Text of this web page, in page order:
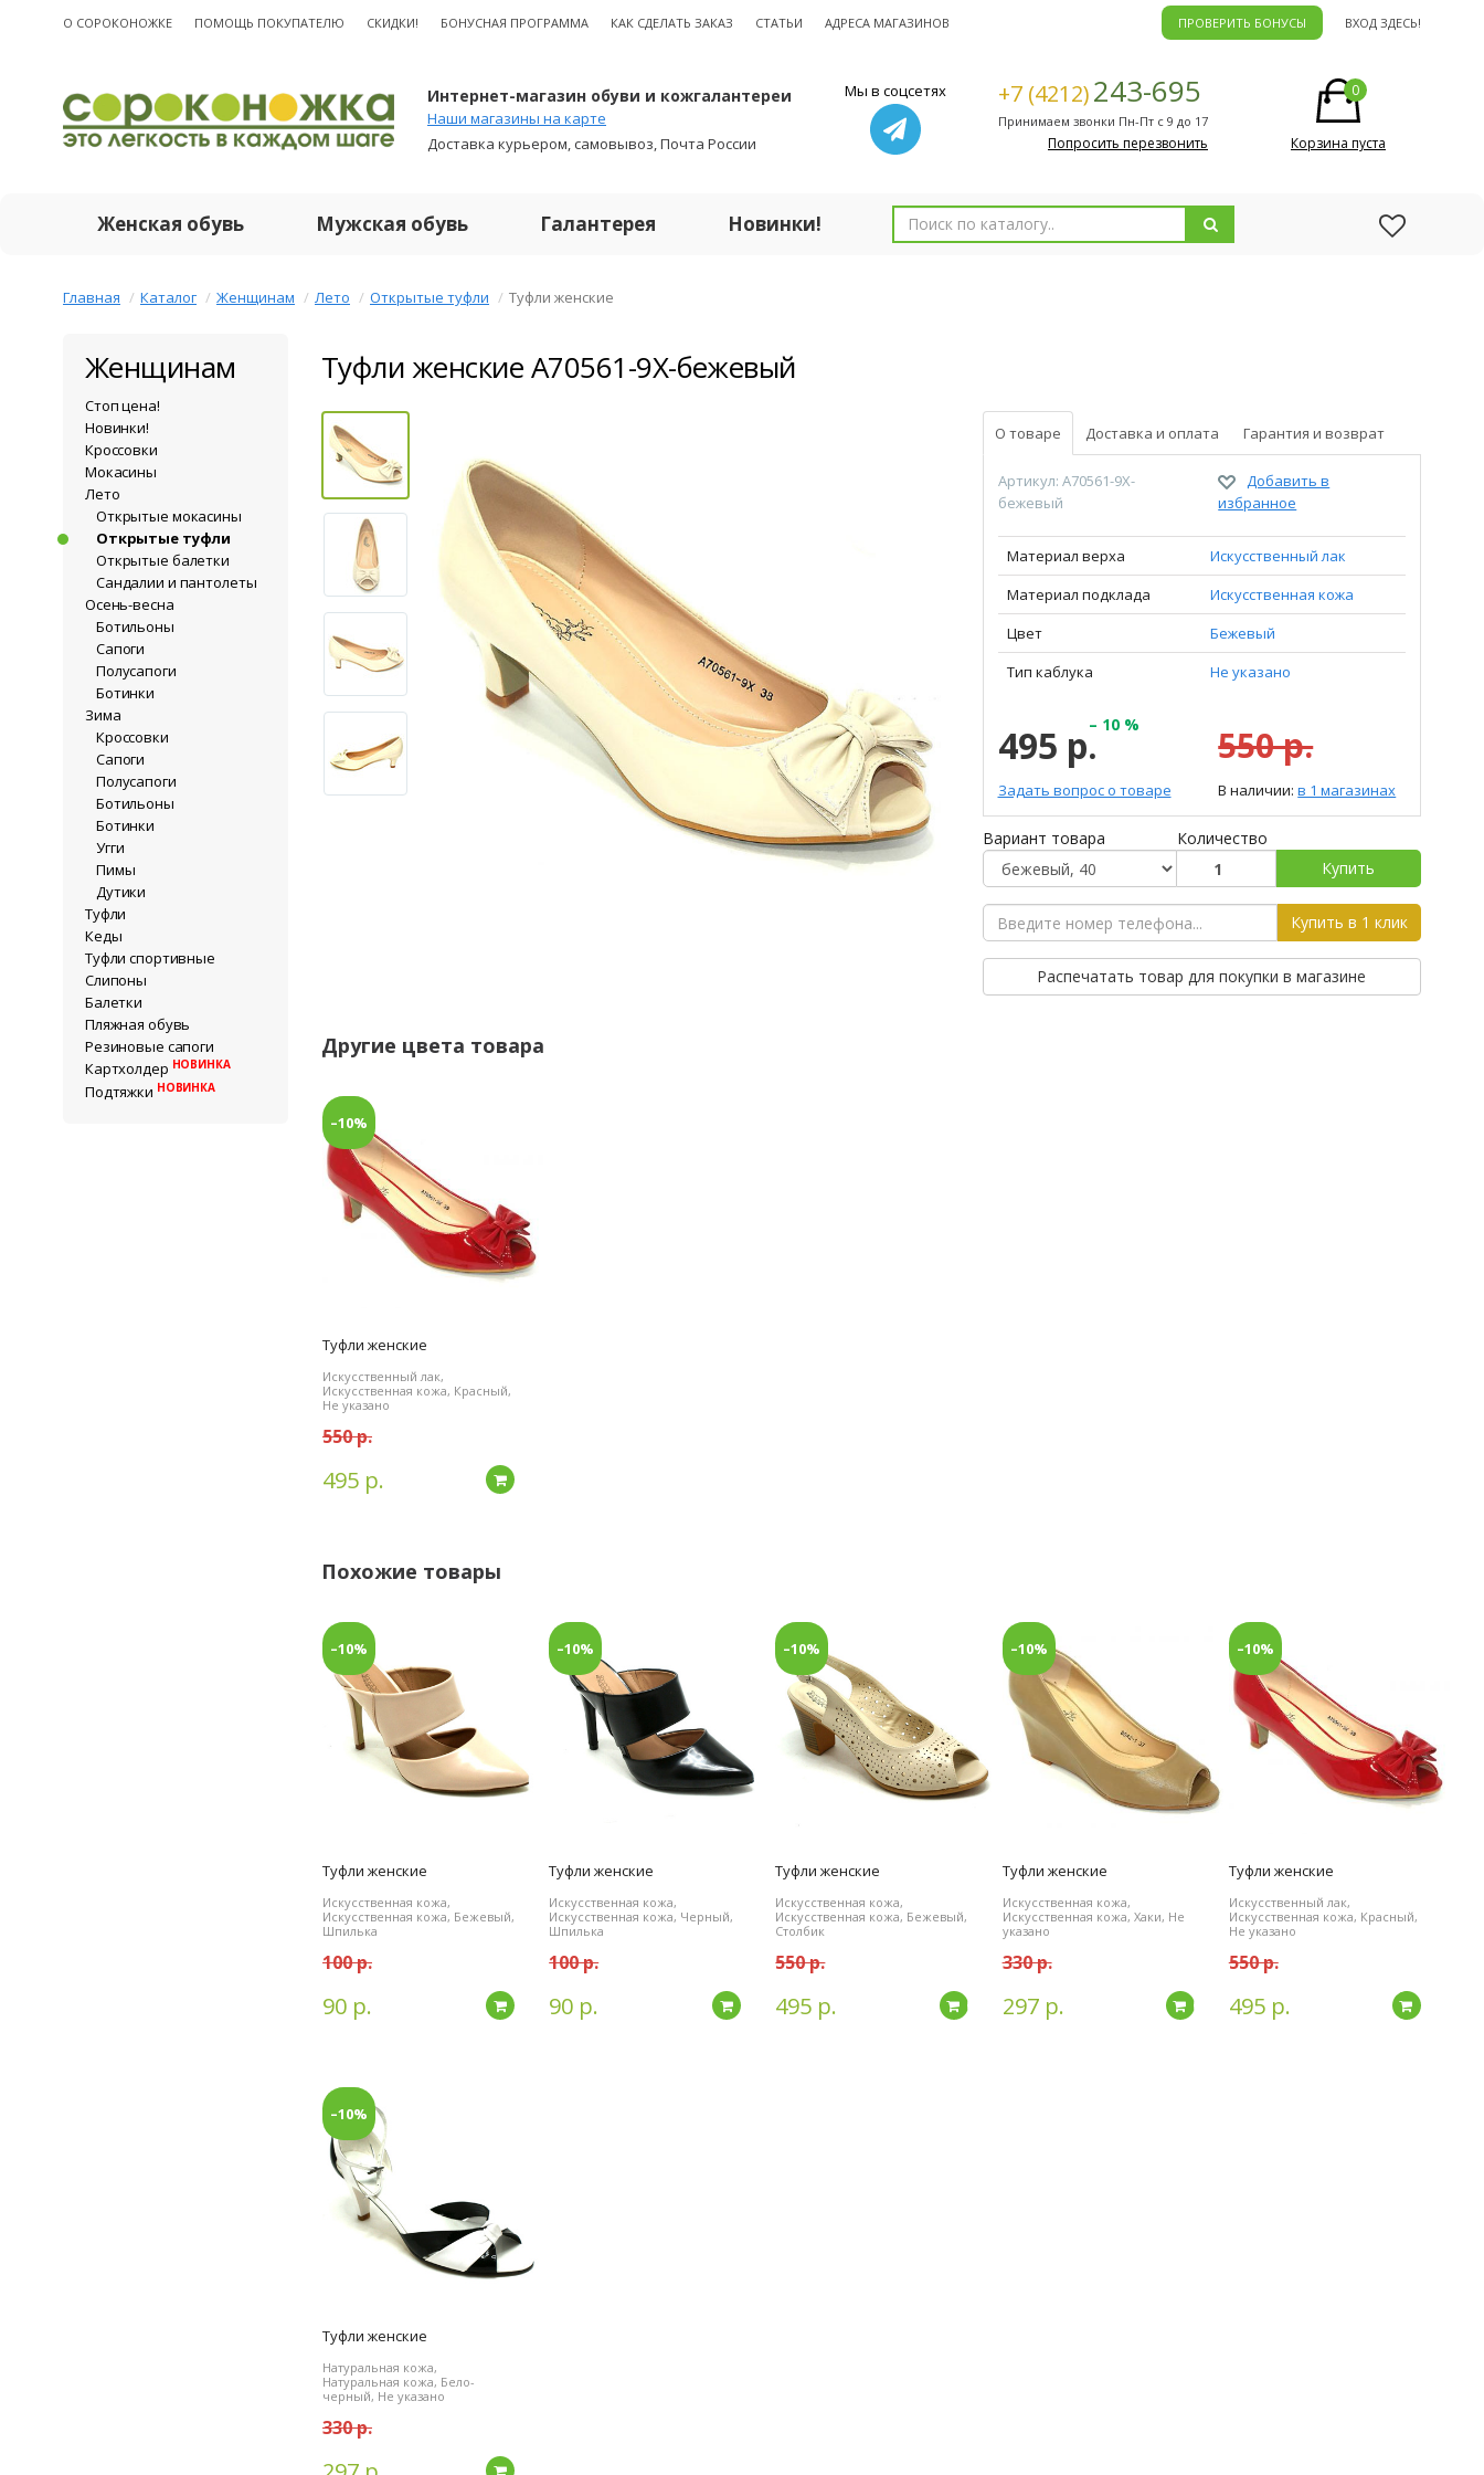
О CОРОКОНОЖКЕ ПОМОЩЬ ПОКУПАТЕЛЮ СКИДКИ! БОНУСНАЯ ПРОГРАММА КАК СДЕЛАТЬ ЗАКАЗ СТАТЬИ АДРЕСА МАГАЗИНОВ ПРОВЕРИТЬ БОНУСЫ ВХОД ЗДЕСЬ!
Интернет-магазин обуви и кожгалантереи
Наши магазины на карте
Доставка курьером, самовывоз, Почта России
Мы в соцсетях +7 (4212)243-695
Принимаем звонки Пн-Пт с 9 до 17
Попросить перезвонить
0
Корзина пуста
Женская обувь Мужская обувь Галантерея Новинки!
Главная Каталог Женщинам Лето Открытые туфли Туфли женские
Женщинам
Стоп цена!
Новинки!
Кроссовки
Мокасины
Лето
Открытые мокасины
Открытые туфли
Открытые балетки
Сандалии и пантолеты
Осень-весна
Ботильоны
Сапоги
Полусапоги
Ботинки
Зима
Кроссовки
Сапоги
Полусапоги
Ботильоны
Ботинки
Угги
Пимы
Дутики
Туфли
Кеды
Туфли спортивные
Слипоны
Балетки
Пляжная обувь
Резиновые сапоги
Картхолдер НОВИНКА
Подтяжки НОВИНКА
Туфли женские A70561-9X-бежевый
О товаре Доставка и оплата Гарантия и возврат
Артикул: A70561-9X-
бежевый
Добавить в
избранное
Материал верха
Искусственный лак
Материал подклада
Искусственная кожа
Цвет
Бежевый
Тип каблука
Не указано
495 р.– 10 %
Задать вопрос о товаре
550 р.
В наличии:в 1 магазинах
Вариант товара
Количество
Купить
Купить в 1 клик
Распечатать товар для покупки в магазине
Другие цвета товара
–10%
Туфли женские
Искусственный лак,
Искусственная кожа, Красный,
Не указано
550 р.
495 р. Подробнее
Похожие товары
–10%
Туфли женские
Искусственная кожа,
Искусственная кожа, Бежевый,
Шпилька
100 р.
90 р. Подробнее
–10%
Туфли женские
Искусственная кожа,
Искусственная кожа, Черный,
Шпилька
100 р.
90 р. Подробнее
–10%
Туфли женские
Искусственная кожа,
Искусственная кожа, Бежевый,
Столбик
550 р.
495 р. Подробнее
–10%
Туфли женские
Искусственная кожа,
Искусственная кожа, Хаки, Не
указано
330 р.
297 р. Подробнее
–10%
Туфли женские
Искусственный лак,
Искусственная кожа, Красный,
Не указано
550 р.
495 р.
–10%
Туфли женские
Натуральная кожа,
Натуральная кожа, Бело-
черный, Не указано
330 р.
Подробнее